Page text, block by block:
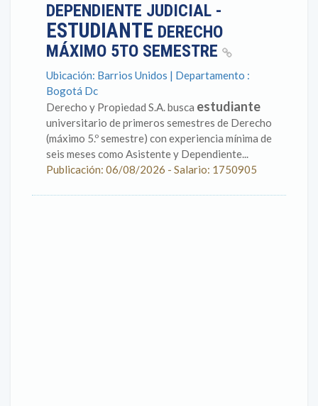
DEPENDIENTE JUDICIAL -
ESTUDIANTE DERECHO
MÁXIMO 5TO SEMESTRE
Ubicación: Barrios Unidos | Departamento :
Bogotá Dc
Derecho y Propiedad S.A. busca estudiante
universitario de primeros semestres de Derecho
(máximo 5.º semestre) con experiencia mínima de
seis meses como Asistente y Dependiente...
Publicación: 06/08/2026 - Salario: 1750905